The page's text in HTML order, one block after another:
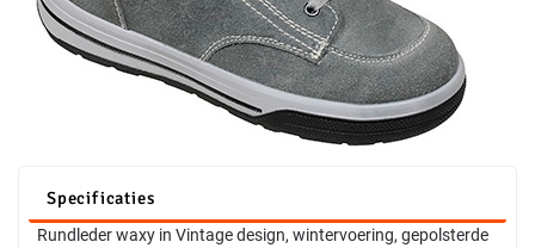
Specificaties
Rundleder waxy in Vintage design, wintervoering, gepolsterde